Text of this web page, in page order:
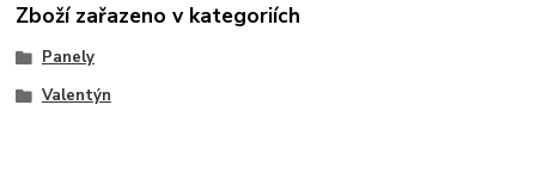
Zboží zařazeno v kategoriích
Panely
Valentýn